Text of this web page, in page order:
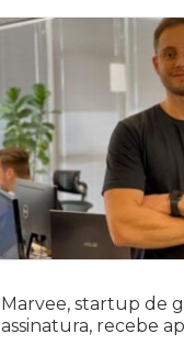
Marvee, startup de
assinatura, recebe